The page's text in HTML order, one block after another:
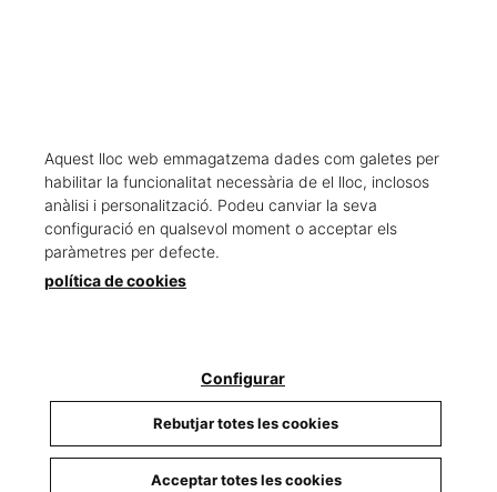
INSTAGRAM
Aquest lloc web emmagatzema dades com galetes per
habilitar la funcionalitat necessària de el lloc, inclosos
anàlisi i personalització. Podeu canviar la seva
configuració en qualsevol moment o acceptar els
paràmetres per defecte.
política de cookies
Configurar
Rebutjar totes les cookies
Acceptar totes les cookies